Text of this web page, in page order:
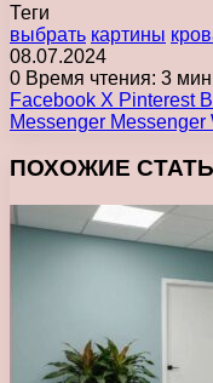
Теги
выбрать картины
08.07.2024
0 Время чтения: 3
Facebook X Pinterest
Messenger Messenger
ПОХОЖИЕ